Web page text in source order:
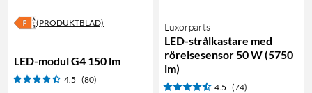
(PRODUKTBLAD)
LED-modul G4 150 lm
4.5 (80)
Luxorparts
LED-strålkastare med
rörelsesensor 50 W (5750
lm)
4.5 (74)